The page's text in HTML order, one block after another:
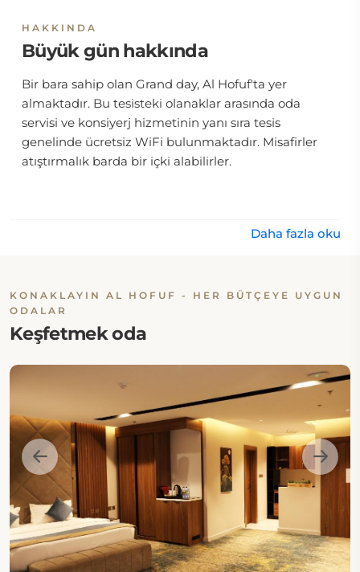
HAKKINDA
Büyük gün hakkında
Bir bara sahip olan Grand day, Al Hofuf'ta yer
almaktadır. Bu tesisteki olanaklar arasında oda
servisi ve konsiyerj hizmetinin yanı sıra tesis
genelinde ücretsiz WiFi bulunmaktadır. Misafirler
atıştırmalık barda bir içki alabilirler.
Daha fazla oku
KONAKLAYIN AL HOFUF - HER BÜTÇEYE UYGUN
ODALAR
Keşfetmek oda